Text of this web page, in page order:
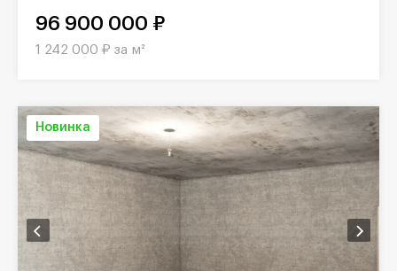
96 900 000 ₽
1 242 000 ₽ за м²
Новинка